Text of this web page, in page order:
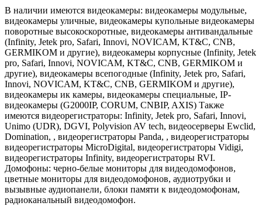
В наличии имеются видеокамеры: видеокамеры модульные,
видеокамеры уличные, видеокамеры купольные видеокамеры
поворотные высокоскоротные, видеокамеры антивандальные
(Infinity, Jetek pro, Safari, Innovi, NOVICAM, KT&C, CNB,
GERMIKOM и другие), видеокамеры корпусные (Infinity, Jetek
pro, Safari, Innovi, NOVICAM, KT&C, CNB, GERMIKOM и
другие), видеокамеры всепогодные (Infinity, Jetek pro, Safari,
Innovi, NOVICAM, KT&C, CNB, GERMIKOM и другие),
видеокамеры ик камеры, видеокамеры специальные, IP-
видеокамеры (G2000IP, CORUM, CNBIP, AXIS) Также
имеются видеорегистраторы: Infinity, Jetek pro, Safari, Innovi,
Unimo (UDR), DGVI, Polyvision AV tech, видеосерверы Ewclid,
Domination, , видеорегистраторы Panda, , видеорегистраторы
видеорегистраторы MicroDigital, видеорегистраторы Vidigi,
видеорегистраторы Infinity, видеорегистраторы RVI.
Домофоны: черно-белые мониторы для видеодомофонов,
цветные мониторы для видеодомофонов, аудиотрубки и
вызывные аудиопанели, блоки памяти к видеодомофонам,
радиоканальный видеодомофон.